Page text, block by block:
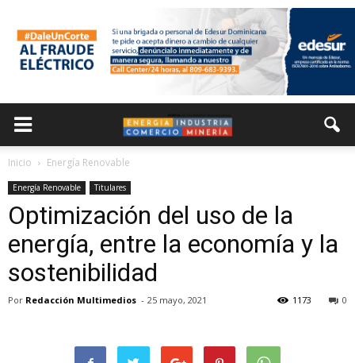
Inicio Energía Renovable
Energía Renovable Titulares
Optimización del uso de la
energía, entre la economía y la
sostenibilidad
Por Redacción Multimedios - 25 mayo, 2021 0
1173